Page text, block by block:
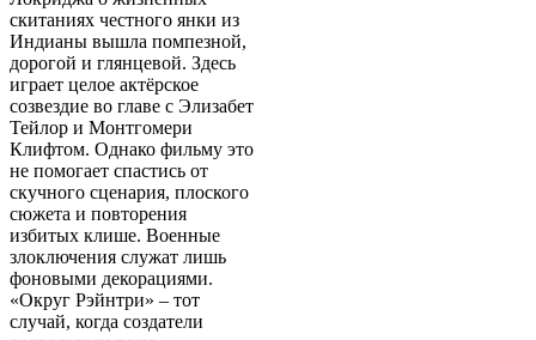
скитаниях честного янки из
Индианы вышла помпезной,
дорогой и глянцевой. Здесь
играет целое актёрское
созвездие во главе с Элизабет
Тейлор и Монтгомери
Клифтом. Однако фильму это
не помогает спастись от
скучного сценария, плоского
сюжета и повторения
избитых клише. Военные
злоключения служат лишь
фоновыми декорациями.
«Округ Рэйнтри» – тот
случай, когда создатели